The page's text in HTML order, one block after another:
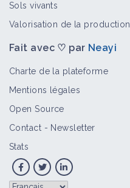
Sols vivants
Valorisation de la production
Fait avec ♡ par Neayi
Charte de la plateforme
Mentions légales
Open Source
Contact - Newsletter
Stats